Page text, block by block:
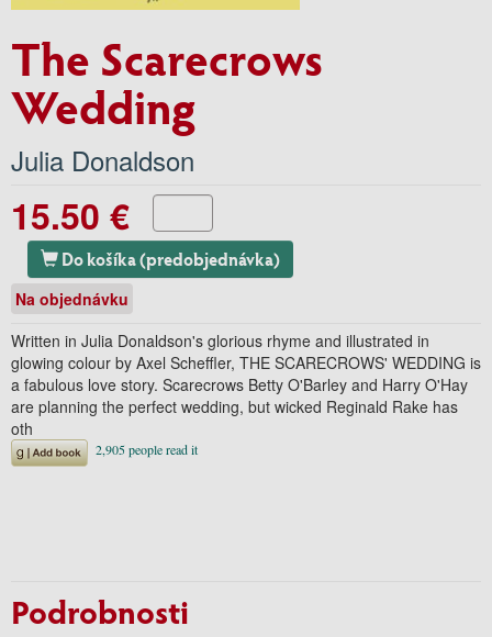
The Scarecrows
Wedding
Julia Donaldson
15.50 €
Do košíka (predobjednávka)
Na objednávku
Written in Julia Donaldson's glorious rhyme and illustrated in
glowing colour by Axel Scheffler, THE SCARECROWS' WEDDING is
a fabulous love story. Scarecrows Betty O'Barley and Harry O'Hay
are planning the perfect wedding, but wicked Reginald Rake has
oth
Podrobnosti